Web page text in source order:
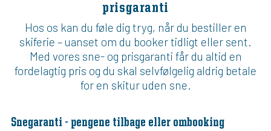
prisgaranti
Hos os kan du føle dig tryg, når du bestiller en
skiferie – uanset om du booker tidligt eller sent.
Med vores sne- og prisgaranti får du altid en
fordelagtig pris og du skal selvfølgelig aldrig betale
for en skitur uden sne.
Snegaranti - pengene tilbage eller ombooking